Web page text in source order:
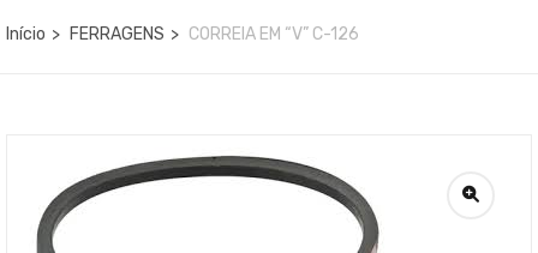
Início FERRAGENS CORREIA EM “V” C-126